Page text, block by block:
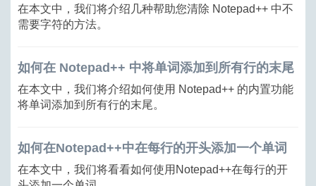
在本文中，我们将介绍几种帮助您清除 Notepad++ 中不
需要字符的方法。
如何在 Notepad++ 中将单词添加到所有行的末尾
在本文中，我们将介绍如何使用 Notepad++ 的内置功能
将单词添加到所有行的末尾。
如何在Notepad++中在每行的开头添加一个单词
在本文中，我们将看看如何使用Notepad++在每行的开